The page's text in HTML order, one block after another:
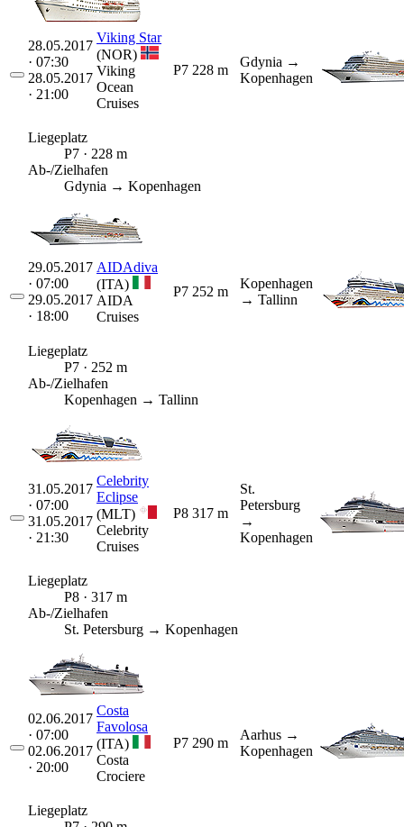
28.05.2017
· 07:30
28.05.2017
· 21:00
Viking Star
(NOR)
Viking
Ocean
Cruises
P7 228 m
Gdynia →
Kopenhagen
Liegeplatz
P7 · 228 m
Ab-/Zielhafen
Gdynia → Kopenhagen
29.05.2017
· 07:00
29.05.2017
· 18:00
AIDAdiva
(ITA)
AIDA
Cruises
P7 252 m
Kopenhagen
→ Tallinn
Liegeplatz
P7 · 252 m
Ab-/Zielhafen
Kopenhagen → Tallinn
31.05.2017
· 07:00
31.05.2017
· 21:30
Celebrity
Eclipse
(MLT)
Celebrity
Cruises
P8 317 m
St.
Petersburg
→
Kopenhagen
Liegeplatz
P8 · 317 m
Ab-/Zielhafen
St. Petersburg → Kopenhagen
02.06.2017
· 07:00
02.06.2017
· 20:00
Costa
Favolosa
(ITA)
Costa
Crociere
P7 290 m
Aarhus →
Kopenhagen
Liegeplatz